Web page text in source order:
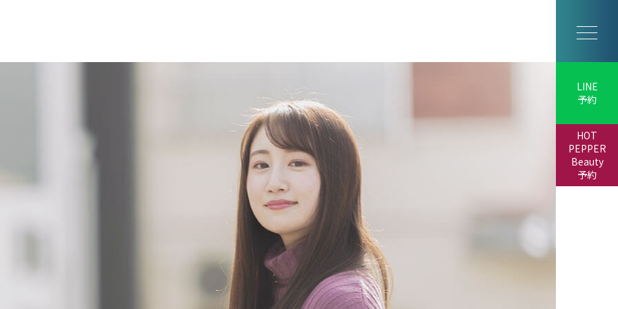
LINE
予約
HOT
PEPPER
Beauty
予約